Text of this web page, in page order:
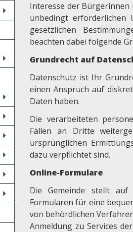
Interesse der
unbedingt erforderlichen
gesetzlichen
beachten dabei folgende
Grundrecht auf
Datenschutz ist Ihr
einen Anspruch auf
Daten haben.
Die verarbeiteten
Fällen an Dritte
ursprünglichen
dazu verpflichtet sind.
Online-Formulare
Die Gemeinde stellt
Formularen für eine
von behördlichen
Anmeldung zu Services